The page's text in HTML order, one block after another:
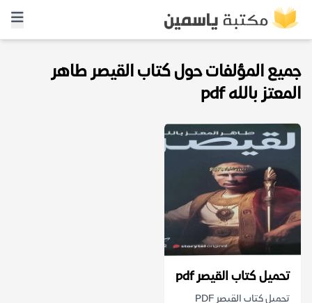
جميع المؤلفات حول كتاب القيصر طاهر
المعتز بالله pdf
تحميل كتاب القيصر pdf
تحميل كتاب القيصر PDF